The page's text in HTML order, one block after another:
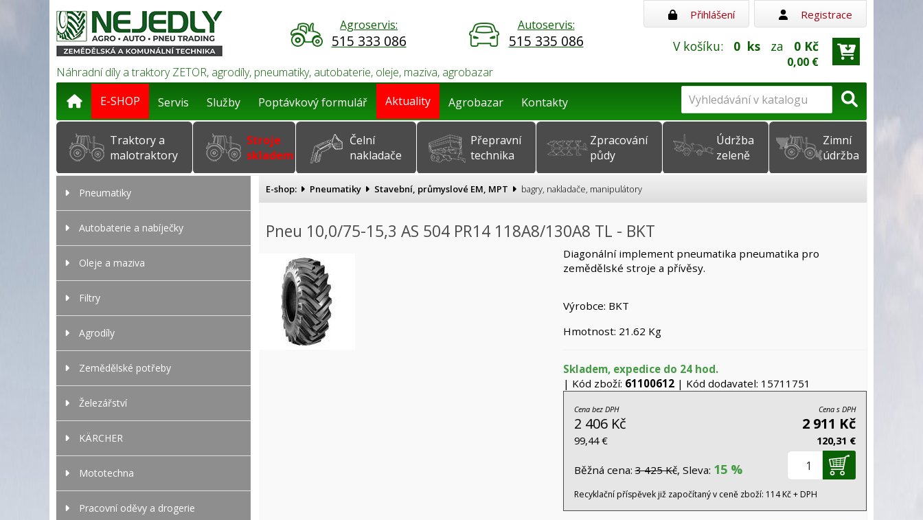
Přihlášení Registrace
Náhradní díly a traktory ZETOR, agrodíly, pneumatiky, autobaterie, oleje, maziva, agrobazar
Agroservis:
515 333 086
Autoservis:
515 335 086 V košíku: 0 ks za 0 Kč
0,00 €
E-SHOP Servis Služby Poptávkový formulář Aktuality Agrobazar Kontakty
Traktory a
malotraktory
Stroje
skladem
Čelní
nakladače
Přepravní
technika
Zpracování
půdy
Údržba
zeleně
Zimní
údržba
Pneumatiky
Autobaterie a nabíječky
Oleje a maziva
Filtry
Agrodíly
Zemědělské potřeby
Železářství
KÄRCHER
Mototechna
Pracovní oděvy a drogerie
E-shop: Pneumatiky Stavební, průmyslové EM, MPT bagry, nakladače, manipulátory
Pneu 10,0/75-15,3 AS 504 PR14 118A8/130A8 TL - BKT
Diagonální implement pneumatika pneumatika pro
zemědělské stroje a přívěsy.
Výrobce: BKT
Hmotnost: 21.62 Kg
Skladem, expedice do 24 hod.
| Kód zboží: 61100612| Kód dodavatel: 15711751
Cena bez DPH
2 406 Kč
99,44 €
Cena s DPH
2 911 Kč
120,31 €
Běžná cena:3 425 Kč, Sleva: 15 %
Recyklační příspěvek již započítaný v ceně zboží: 114 Kč + DPH